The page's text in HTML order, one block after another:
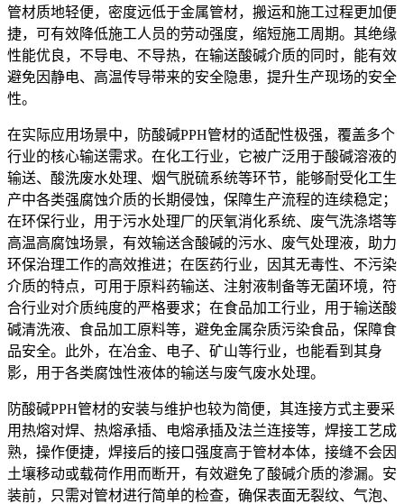
管材质地轻便，密度远低于金属管材，搬运和施工过程更加便
捷，可有效降低施工人员的劳动强度，缩短施工周期。其绝缘
性能优良，不导电、不导热，在输送酸碱介质的同时，能有效
避免因静电、高温传导带来的安全隐患，提升生产现场的安全
性。
在实际应用场景中，防酸碱PPH管材的适配性极强，覆盖多个
行业的核心输送需求。在化工行业，它被广泛用于酸碱溶液的
输送、酸洗废水处理、烟气脱硫系统等环节，能够耐受化工生
产中各类强腐蚀介质的长期侵蚀，保障生产流程的连续稳定；
在环保行业，用于污水处理厂的厌氧消化系统、废气洗涤塔等
高温高腐蚀场景，有效输送含酸碱的污水、废气处理液，助力
环保治理工作的高效推进；在医药行业，因其无毒性、不污染
介质的特点，可用于原料药输送、注射液制备等无菌环境，符
合行业对介质纯度的严格要求；在食品加工行业，用于输送酸
碱清洗液、食品加工原料等，避免金属杂质污染食品，保障食
品安全。此外，在冶金、电子、矿山等行业，也能看到其身
影，用于各类腐蚀性液体的输送与废气废水处理。
防酸碱PPH管材的安装与维护也较为简便，其连接方式主要采
用热熔对焊、热熔承插、电熔承插及法兰连接等，焊接工艺成
熟，操作便捷，焊接后的接口强度高于管材本体，接缝不会因
土壤移动或载荷作用而断开，有效避免了酸碱介质的渗漏。安
装前，只需对管材进行简单的检查，确保表面无裂纹、气泡、